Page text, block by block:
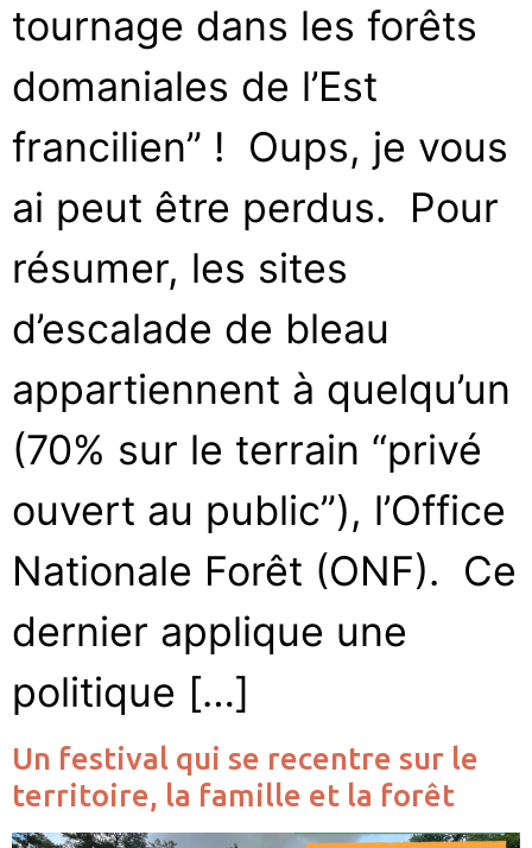
tournage dans les forêts
domaniales de l’Est
francilien” ! Oups, je vous
ai peut être perdus. Pour
résumer, les sites
d’escalade de bleau
appartiennent à quelqu’un
(70% sur le terrain “privé
ouvert au public”), l’Office
Nationale Forêt (ONF). Ce
dernier applique une
politique […]
Un festival qui se recentre sur le
territoire, la famille et la forêt